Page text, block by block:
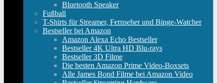
Bluetooth Speaker
Fußball
T-Shirts für Streamer, Fernseher und Binge-Watcher
Bestseller bei Amazon
Amazon Alexa Echo Bestseller
Bestseller 4K Ultra HD Blu-rays
Bestseller 3D Filme
Die besten Amazon Prime Video-Boxsets
Alle James Bond Filme bei Amazon Video